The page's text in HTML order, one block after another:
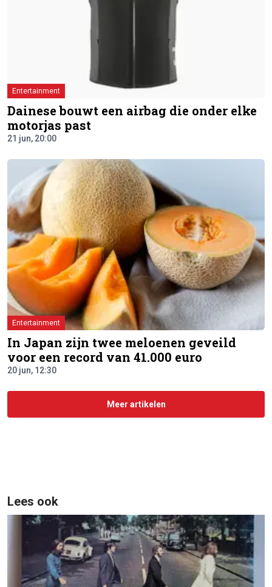
Entertainment
Dainese bouwt een airbag die onder elke
motorjas past
21 jun, 20:00
Entertainment
In Japan zijn twee meloenen geveild
voor een record van 41.000 euro
20 jun, 12:30
Meer artikelen
Lees ook